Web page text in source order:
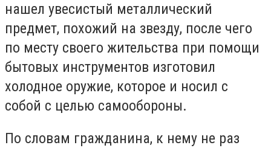
нашел увесистый металлический
предмет, похожий на звезду, после чего
по месту своего жительства при помощи
бытовых инструментов изготовил
холодное оружие, которое и носил с
собой с целью самообороны.
По словам гражданина, к нему не раз